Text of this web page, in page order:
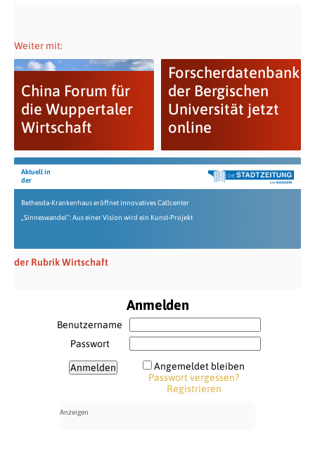
Weiter mit:
China Forum für
die Wuppertaler
Wirtschaft
Forscherdatenbank
der Bergischen
Universität jetzt
online
Aktuell in
der
Bethesda-Krankenhaus eröffnet innovatives Callcenter
„Sinneswandel“: Aus einer Vision wird ein Kunst-Projekt
der Rubrik Wirtschaft
Anmelden
Benutzername
Passwort
Angemeldet bleiben
Passwort vergessen?
Registrieren